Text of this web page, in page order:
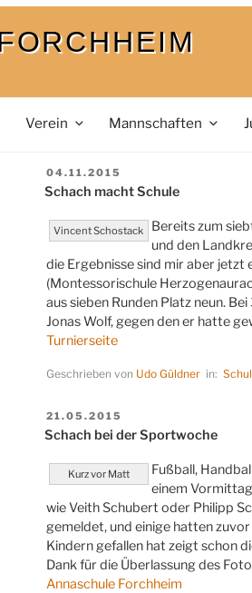
Verein Mannschaften
VERÖFFENTLICHT
AM
04.11.2015
Schach macht Schule
Vincent Schostack
Bereits zum
und den
die Ergebnisse sind mir aber jetzt
(Montessorischule
aus sieben Runden Platz neun.
Jonas Wolf, gegen den er hatte
Turnierseite
Geschrieben von Udo Güldnerin:
VERÖFFENTLICHT
AM
21.05.2015
Schach bei der Sportwoche
Kurz vor Matt
Fußball,
einem
wie Veith Schubert oder Philipp
gemeldet, und einige hatten
Kindern gefallen hat zeigt schon
Dank für die Überlassung des
Annaschule Forchheim